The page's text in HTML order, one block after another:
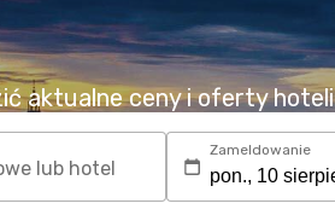
aktualne ceny i oferty hoteli
lub hotel
Zameldowanie